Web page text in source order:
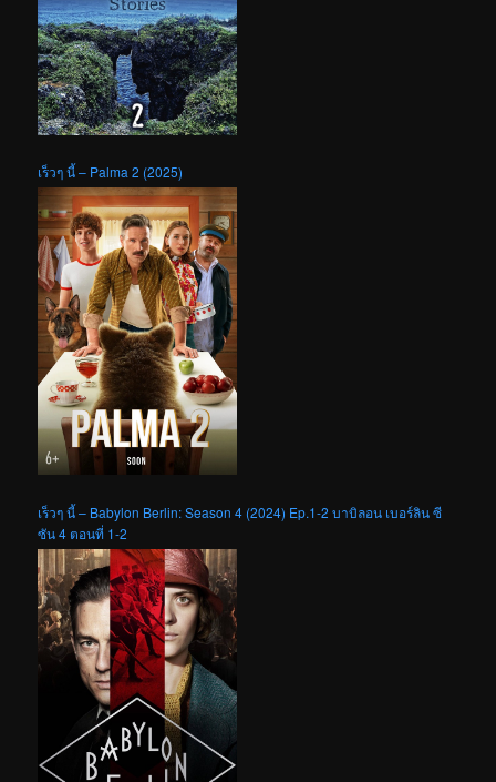
เร็วๆ นี้ – Palma 2 (2025)
เร็วๆ นี้ – Babylon Berlin: Season 4 (2024) Ep.1-2 บาบิลอน เบอร์ลิน ซี
ซัน 4 ตอนที่ 1-2